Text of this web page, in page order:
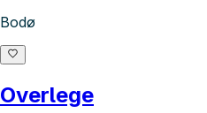
Bodø
Overlege